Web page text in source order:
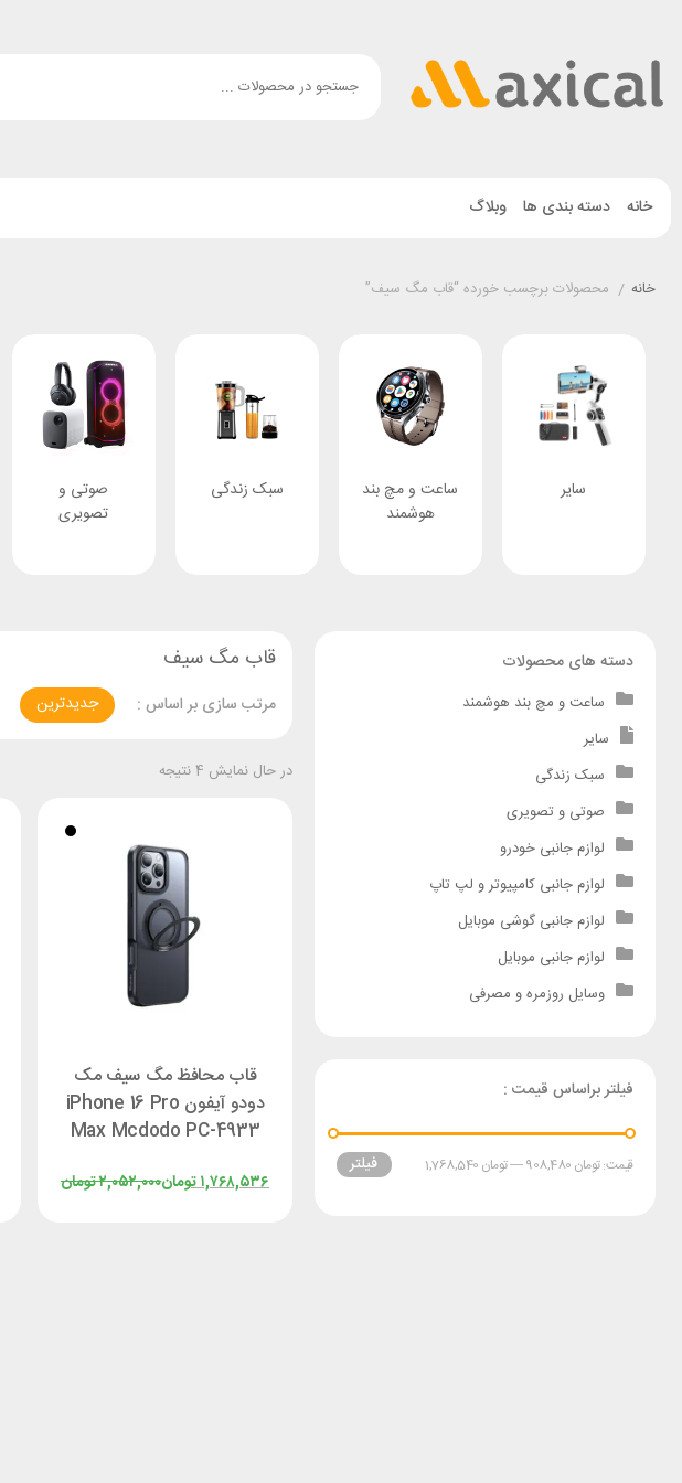
خانه دسته بندی ها وبلاگ
خانه / محصولات برچسب خورده “قاب مگ سیف”
سایر
ساعت و مچ بند
هوشمند
سبک زندگی
صوتی و
تصویری
قاب مگ سیف
مرتب سازی بر اساس : جدیدترین
در حال نمایش 4 نتیجه
قاب محافظ مگ سیف مک
دودو آیفون iPhone 16 Pro
Max Mcdodo PC-4933
تومان۲,۰۵۲,۰۰۰تومان۱,۷۶۸,۵۳۶
دسته های محصولات
ساعت و مچ بند هوشمند
سایر
سبک زندگی
صوتی و تصویری
لوازم جانبی خودرو
لوازم جانبی کامپیوتر و لپ تاپ
لوازم جانبی گوشی موبایل
لوازم جانبی موبایل
وسایل روزمره و مصرفی
فیلتر براساس قیمت :
فیلتر قیمت:تومان 908,480 —تومان 1,768,540